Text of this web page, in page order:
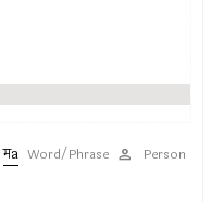
Word/Phrase Person